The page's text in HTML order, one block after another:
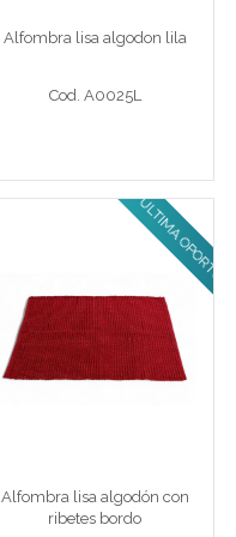
Alfombra lisa algodon lila
Cod. A0025L
ULTIMA OPORTUNIDAD!
Alfombra lisa algodón
con ribetes bordo
Cod. A0028BO
Alfombra lisa algodón con
ribetes bordo